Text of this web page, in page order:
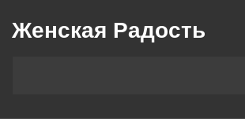
Женская Радость